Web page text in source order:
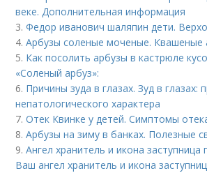
веке. Дополнительная информация
3.Федор иванович шаляпин дети.
4.Арбузы соленые моченые. Квашеные
5. Как посолить арбузы в кастрюле
«Соленый арбуз»:
6. Причины зуда в глазах. Зуд в глазах:
непатологического характера
7.Отек Квинке у детей. Симптомы
8.Арбузы на зиму в банках. Полезные
9.Ангел хранитель и икона
Ваш ангел хранитель и икона